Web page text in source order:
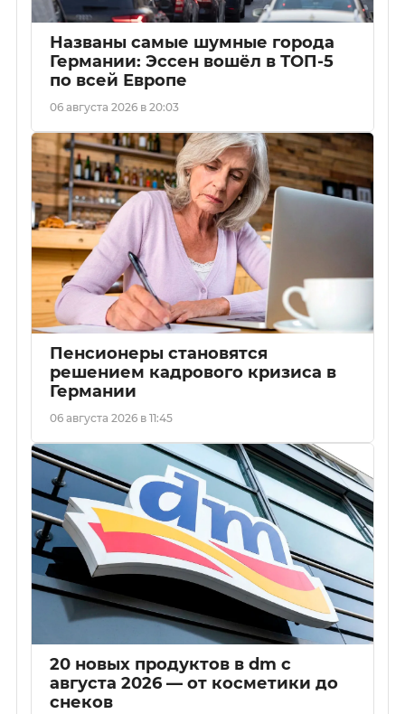
Названы самые шумные города
Германии: Эссен вошёл в ТОП-5
по всей Европе
06 августа 2026 в 20:03
Пенсионеры становятся
решением кадрового кризиса в
Германии
06 августа 2026 в 11:45
20 новых продуктов в dm с
августа 2026 — от косметики до
снеков